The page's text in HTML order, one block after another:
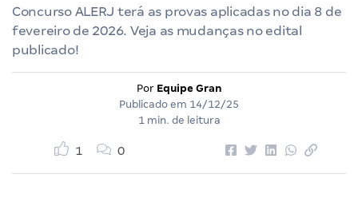
Concurso ALERJ terá as provas aplicadas no dia 8 de
fevereiro de 2026. Veja as mudanças no edital
publicado!
Por Equipe Gran
Publicado em 14/12/25
1 min. de leitura
1 0